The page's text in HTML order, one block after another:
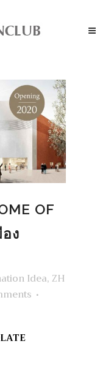
OF
ง
Idea,ZH